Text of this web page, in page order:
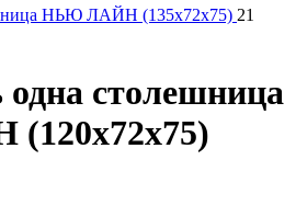
НЬЮ ЛАЙН (135x72x75) 21
столешница